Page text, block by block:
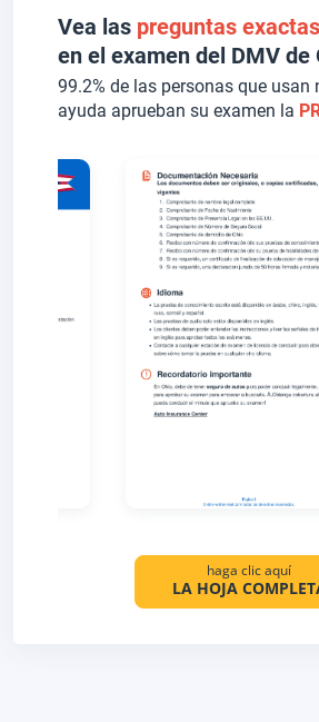
Vea las preguntas exactas
en el examen del DMV de
99.2% de las personas que usan
ayuda aprueban su examen la
haga clic aquí
LA HOJA